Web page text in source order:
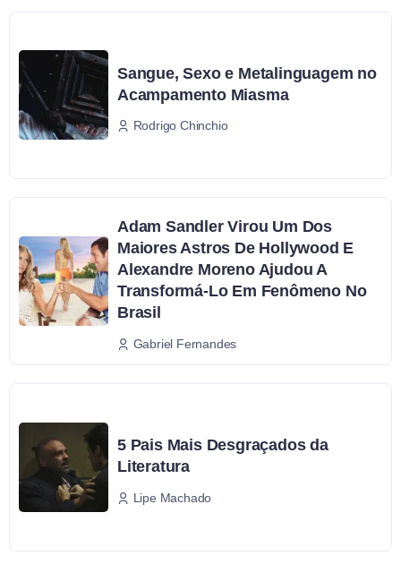
Sangue, Sexo e Metalinguagem no
Acampamento Miasma
Rodrigo Chinchio
Adam Sandler Virou Um Dos
Maiores Astros De Hollywood E
Alexandre Moreno Ajudou A
Transformá-Lo Em Fenômeno No
Brasil
Gabriel Fernandes
5 Pais Mais Desgraçados da
Literatura
Lipe Machado